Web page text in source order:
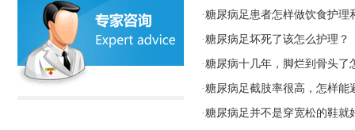
·糖尿病足患者怎样做饮食护理
·糖尿病足坏死了该怎么护理？
·糖尿病十几年，脚烂到骨头了
·糖尿病足截肢率很高，怎样能
·糖尿病足并不是穿宽松的鞋就